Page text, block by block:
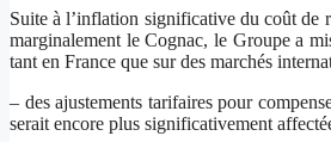
Suite à l’inflation significative du coût de
marginalement le Cognac, le Groupe a
tant en France que sur des marchés
– des ajustements tarifaires pour
serait encore plus significativement